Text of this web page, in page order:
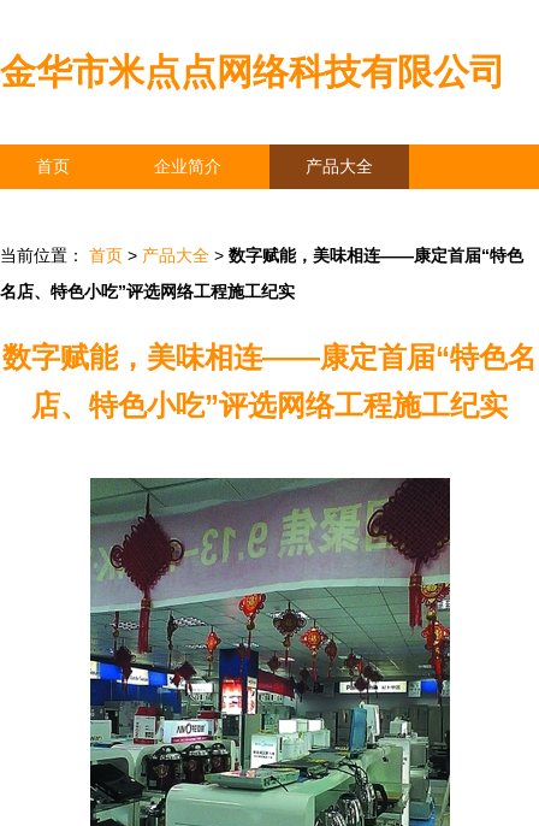
金华市米点点网络科技有限公司
首页 企业简介 产品大全
当前位置： 首页 > 产品大全 > 数字赋能，美味相连——康定首届“特色
名店、特色小吃”评选网络工程施工纪实
数字赋能，美味相连——康定首届“特色名
店、特色小吃”评选网络工程施工纪实